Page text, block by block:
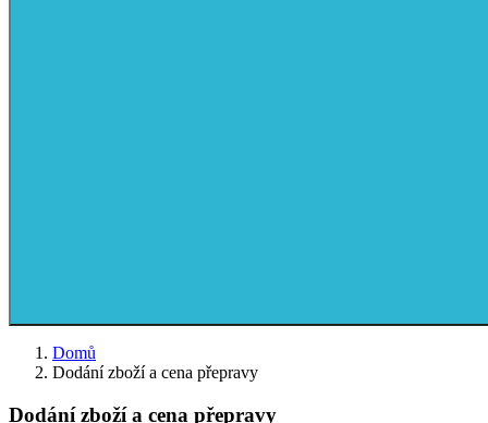
Domů
Dodání zboží a cena přepravy
Dodání zboží a cena přepravy